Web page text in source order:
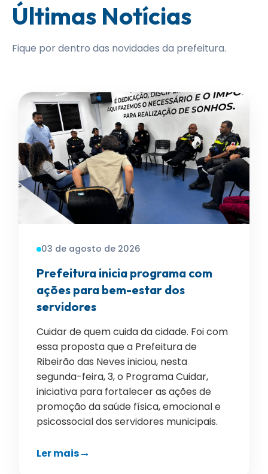
Últimas Notícias
Fique por dentro das novidades da prefeitura.
03 de agosto de 2026
Prefeitura inicia programa com
ações para bem-estar dos
servidores
Cuidar de quem cuida da cidade. Foi com
essa proposta que a Prefeitura de
Ribeirão das Neves iniciou, nesta
segunda-feira, 3, o Programa Cuidar,
iniciativa para fortalecer as ações de
promoção da saúde física, emocional e
psicossocial dos servidores municipais.
Ler mais